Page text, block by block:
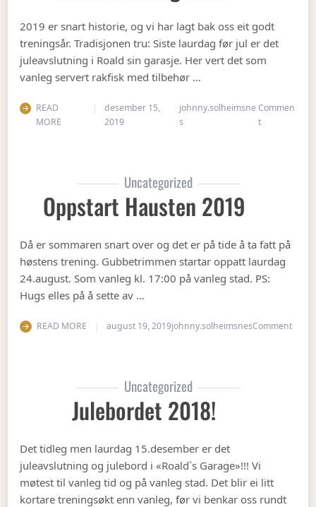
2019 er snart historie, og vi har lagt bak oss eit godt
treningsår. Tradisjonen tru: Siste laurdag før jul er det
juleavslutning i Roald sin garasje. Her vert det som
vanleg servert rakfisk med tilbehør …
READ
MORE
desember 15,
2019
johnny.solheimsne
s
Commen
ton
Uncategorized
Oppstart Hausten 2019
Då er sommaren snart over og det er på tide å ta fatt på
høstens trening. Gubbetrimmen startar oppatt laurdag
24.august. Som vanleg kl. 17:00 på vanleg stad. PS:
Hugs elles på å sette av …
READ MORE august 19, 2019johnny.solheimsnesCommenton
Uncategorized
Julebordet 2018!
Det tidleg men laurdag 15.desember er det
juleavslutning og julebord i «Roald`s Garage»!!! Vi
møtest til vanleg tid og på vanleg stad. Det blir ei litt
kortare treningsøkt enn vanleg, før vi benkar oss rundt